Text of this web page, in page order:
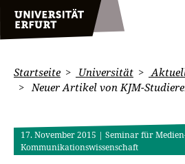
Startseite Universität
Neuer Artikel von KJM-
17. November 2015 | Seminar für
Kommunikationswissenschaft